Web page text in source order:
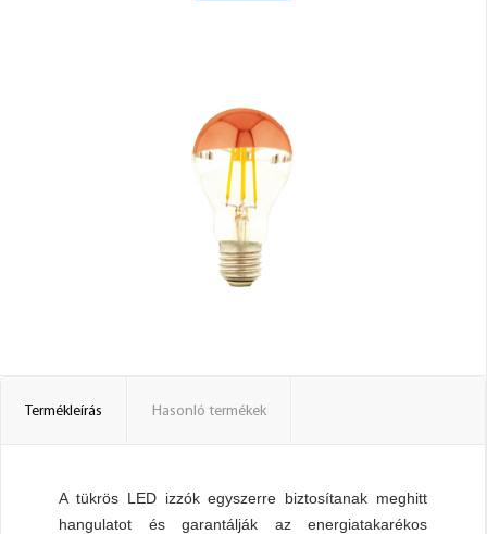
Termékleírás Hasonló termékek
A tükrös LED izzók egyszerre biztosítanak meghitt
hangulatot és garantálják az energiatakarékos